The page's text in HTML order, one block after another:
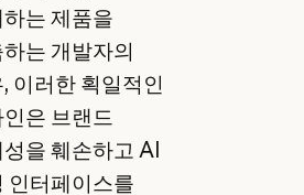
는 제품을
는 개발자의
이러한 획일적인
은 브랜드
을 훼손하고 AI
인터페이스를